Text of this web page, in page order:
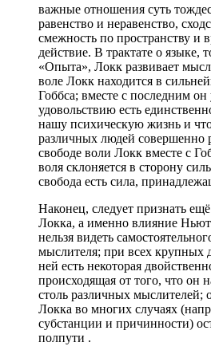
важные отношения суть
равенство и неравенство,
смежность по пространству и
действие. В трактате о языке,
«Опыта», Локк развивает
воле Локк находится в
Гоббса; вместе с последним
удовольствию есть
нашу психическую жизнь и
различных людей совершенно
свободе воли Локк вместе с
воля склоняется в сторону
свобода есть сила,
Наконец, следует признать
Локка, а именно влияние
нельзя видеть
мыслителя; при всех крупных
ней есть некоторая
происходящая от того, что он
столь различных мыслителей;
Локка во многих случаях
субстанции и причинности)
полпути .